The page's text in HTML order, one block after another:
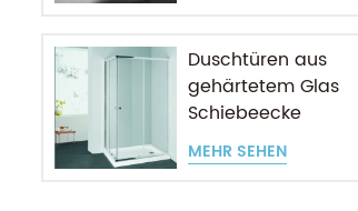
Duschtüren aus
gehärtetem Glas
Schiebeecke
Eingang
MEHR SEHEN